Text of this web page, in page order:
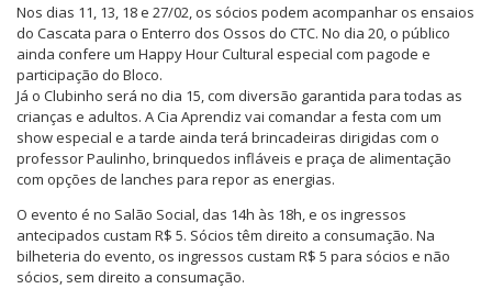
Nos dias 11, 13, 18 e 27/02, os sócios podem acompanhar os ensaios
do Cascata para o Enterro dos Ossos do CTC. No dia 20, o público
ainda confere um Happy Hour Cultural especial com pagode e
participação do Bloco.
Já o Clubinho será no dia 15, com diversão garantida para todas as
crianças e adultos. A Cia Aprendiz vai comandar a festa com um
show especial e a tarde ainda terá brincadeiras dirigidas com o
professor Paulinho, brinquedos infláveis e praça de alimentação
com opções de lanches para repor as energias.
O evento é no Salão Social, das 14h às 18h, e os ingressos
antecipados custam R$ 5. Sócios têm direito a consumação. Na
bilheteria do evento, os ingressos custam R$ 5 para sócios e não
sócios, sem direito a consumação.